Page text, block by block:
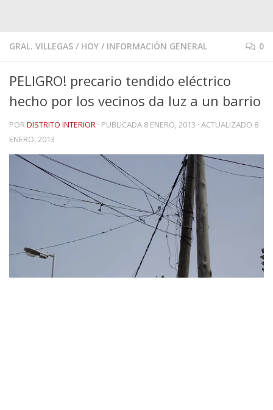
GRAL. VILLEGAS / HOY / INFORMACIÓN GENERAL 0
PELIGRO! precario tendido eléctrico
hecho por los vecinos da luz a un barrio
PORDISTRITO INTERIOR · PUBLICADA 8 ENERO, 2013 · ACTUALIZADO 8
ENERO, 2013